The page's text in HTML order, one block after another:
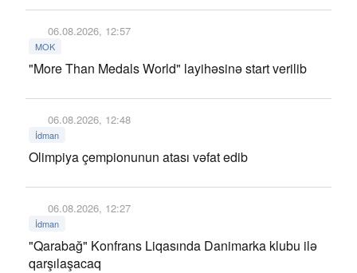
06.08.2026, 12:57
MOK
"More Than Medals World" layihəsinə start verilib
06.08.2026, 12:48
İdman
Olimpiya çempionunun atası vəfat edib
06.08.2026, 12:27
İdman
"Qarabağ" Konfrans Liqasında Danimarka klubu ilə
qarşılaşacaq